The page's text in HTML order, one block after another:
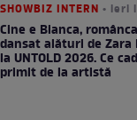
SHOWBIZ INTERN • ieri
Cine e Bianca,
dansat alături de Zara
la UNTOLD 2026. Ce
primit de la artistă